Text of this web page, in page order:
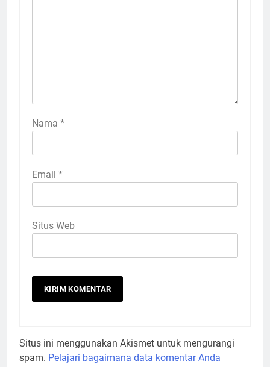
Nama *
Email *
Situs Web
Situs ini menggunakan Akismet untuk mengurangi
spam. Pelajari bagaimana data komentar Anda